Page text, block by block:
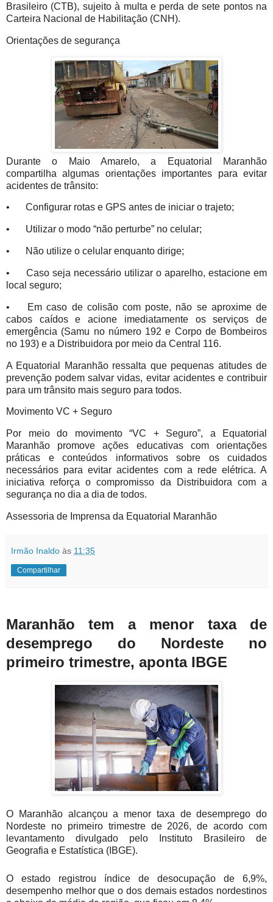
Brasileiro (CTB), sujeito à multa e perda de sete pontos na
Carteira Nacional de Habilitação (CNH).
Orientações de segurança
Durante o Maio Amarelo, a Equatorial Maranhão
compartilha algumas orientações importantes para evitar
acidentes de trânsito:
• Configurar rotas e GPS antes de iniciar o trajeto;
• Utilizar o modo “não perturbe” no celular;
• Não utilize o celular enquanto dirige;
•
Caso seja necessário utilizar o aparelho, estacione em
local seguro;
•
Em caso de colisão com poste, não se aproxime de
cabos caídos e acione imediatamente os serviços de
emergência (Samu no número 192 e Corpo de Bombeiros
no 193) e a Distribuidora por meio da Central 116.
A Equatorial Maranhão ressalta que pequenas atitudes de
prevenção podem salvar vidas, evitar acidentes e contribuir
para um trânsito mais seguro para todos.
Movimento VC + Seguro
Por meio do movimento “VC + Seguro”, a Equatorial
Maranhão promove ações educativas com orientações
práticas e conteúdos informativos sobre os cuidados
necessários para evitar acidentes com a rede elétrica. A
iniciativa reforça o compromisso da Distribuidora com a
segurança no dia a dia de todos.
Assessoria de Imprensa da Equatorial Maranhão
Irmão Inaldo às 11:35
Compartilhar
Maranhão tem a menor taxa de
desemprego do Nordeste no
primeiro trimestre, aponta IBGE
O Maranhão alcançou a menor taxa de desemprego do
Nordeste no primeiro trimestre de 2026, de acordo com
levantamento divulgado pelo Instituto Brasileiro de
Geografia e Estatística (IBGE).
O estado registrou índice de desocupação de 6,9%,
desempenho melhor que o dos demais estados nordestinos